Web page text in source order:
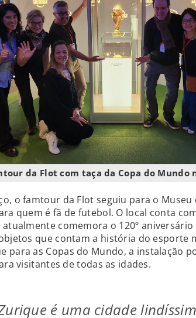
da Flot com taça da Copa do Mundo
o famtour da Flot seguiu para o Museu
quem é fã de futebol. O local conta
atualmente comemora o 120º
que contam a história do esporte
para as Copas do Mundo, a instalação
visitantes de todas as idades.
é uma cidade